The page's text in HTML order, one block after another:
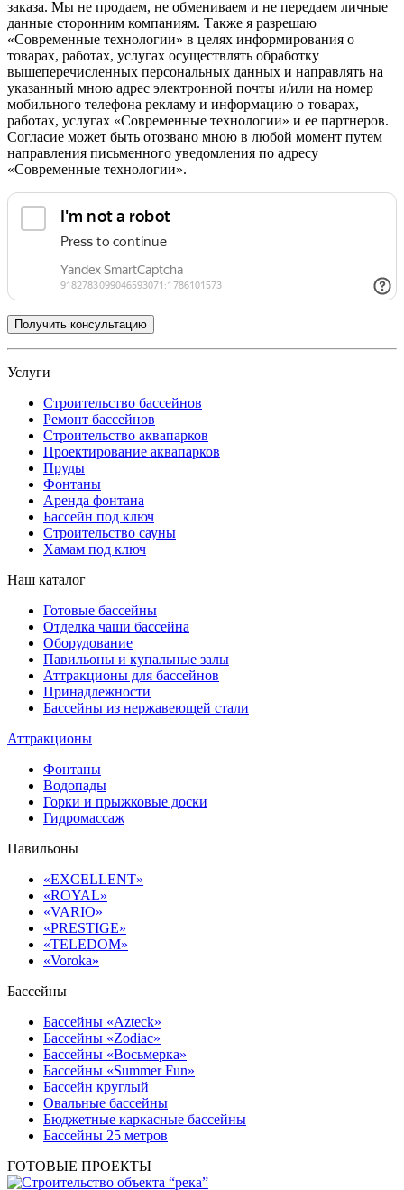
заказа. Мы не продаем, не обмениваем и не передаем личные
данные сторонним компаниям. Также я разрешаю
«Современные технологии» в целях информирования о
товарах, работах, услугах осуществлять обработку
вышеперечисленных персональных данных и направлять на
указанный мною адрес электронной почты и/или на номер
мобильного телефона рекламу и информацию о товарах,
работах, услугах «Современные технологии» и ее партнеров.
Согласие может быть отозвано мною в любой момент путем
направления письменного уведомления по адресу
«Современные технологии».
Услуги
Строительство бассейнов
Ремонт бассейнов
Строительство аквапарков
Проектирование аквапарков
Пруды
Фонтаны
Аренда фонтана
Бассейн под ключ
Строительство сауны
Хамам под ключ
Наш каталог
Готовые бассейны
Отделка чаши бассейна
Оборудование
Павильоны и купальные залы
Аттракционы для бассейнов
Принадлежности
Бассейны из нержавеющей стали
Аттракционы
Фонтаны
Водопады
Горки и прыжковые доски
Гидромассаж
Павильоны
«EXCELLENT»
«ROYAL»
«VARIO»
«PRESTIGE»
«TELEDOM»
«Voroka»
Бассейны
Бассейны «Azteck»
Бассейны «Zodiac»
Бассейны «Восьмерка»
Бассейны «Summer Fun»
Бассейн круглый
Овальные бассейны
Бюджетные каркасные бассейны
Бассейны 25 метров
ГОТОВЫЕ ПРОЕКТЫ